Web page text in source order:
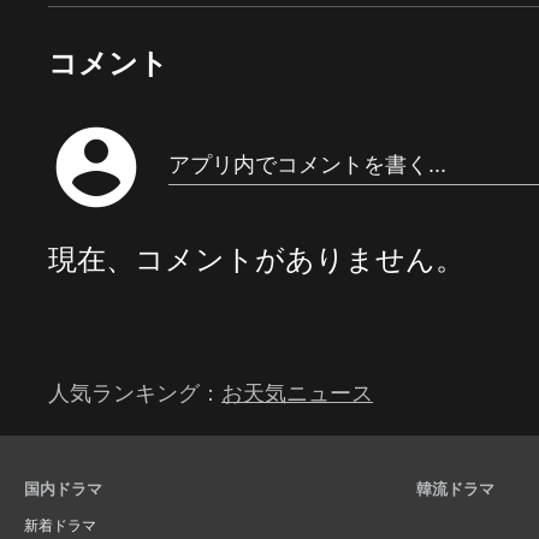
コメント
account_circle アプリ内でコメントを書く...
現在、コメントがありません。
人気ランキング： お天気ニュース
国内ドラマ
新着ドラマ
韓流ドラマ